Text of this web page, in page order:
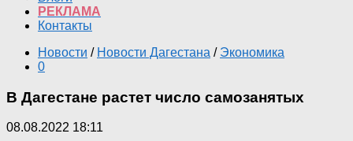
РЕКЛАМА
Контакты
Новости / Новости Дагестана / Экономика
0
В Дагестане растет число самозанятых
08.08.2022 18:11